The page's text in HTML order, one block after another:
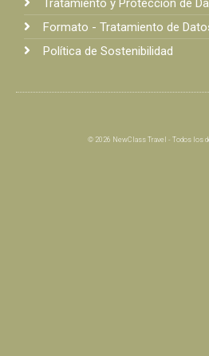
Tratamiento y Protección de
Formato - Tratamiento de
Política de Sostenibilidad
© 2026 NewClass Travel - Todos los